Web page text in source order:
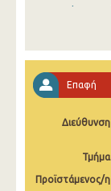
Ιουλίου
Επαφή
Διεύθυνση
Τμήμα
Προϊστάμενος/η